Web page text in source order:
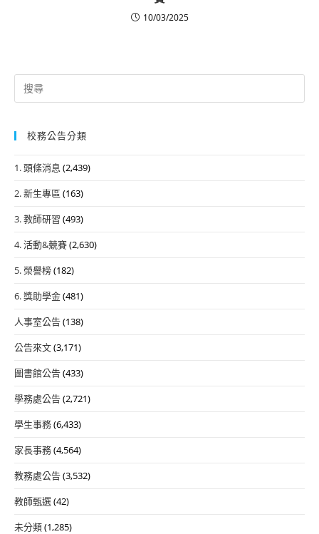
10/03/2025
Search
for:
校務公告分類
1. 頭條消息 (2,439)
2. 新生專區 (163)
3. 教師研習 (493)
4. 活動&競賽(2,630)
5. 榮譽榜(182)
6. 獎助學金(481)
人事室公告(138)
公告來文(3,171)
圖書館公告(433)
學務處公告(2,721)
學生事務(6,433)
家長事務(4,564)
教務處公告(3,532)
教師甄選(42)
未分類(1,285)